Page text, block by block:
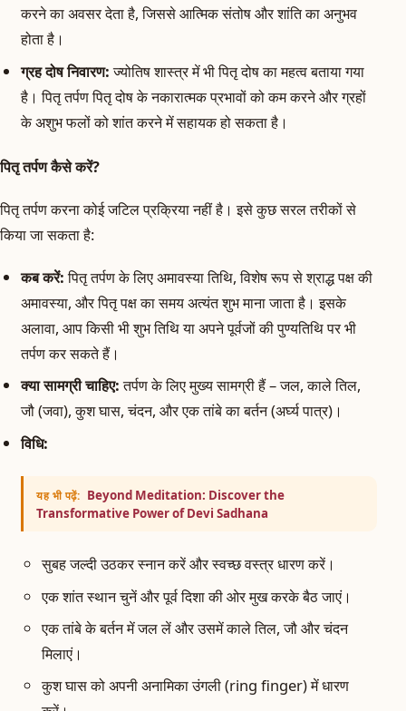
करने का अवसर देता है, जिससे आत्मिक संतोष और शांति का अनुभव
होता है।
ग्रह दोष निवारण:ज्योतिष शास्त्र में भी पितृ दोष का महत्व बताया गया
है। पितृ तर्पण पितृ दोष के नकारात्मक प्रभावों को कम करने और ग्रहों
के अशुभ फलों को शांत करने में सहायक हो सकता है।
पितृ तर्पण कैसे करें?
पितृ तर्पण करना कोई जटिल प्रक्रिया नहीं है। इसे कुछ सरल तरीकों से
किया जा सकता है:
कब करें:पितृ तर्पण के लिए अमावस्या तिथि, विशेष रूप से श्राद्ध पक्ष की
अमावस्या, और पितृ पक्ष का समय अत्यंत शुभ माना जाता है। इसके
अलावा, आप किसी भी शुभ तिथि या अपने पूर्वजों की पुण्यतिथि पर भी
तर्पण कर सकते हैं।
क्या सामग्री चाहिए:तर्पण के लिए मुख्य सामग्री हैं – जल, काले तिल,
जौ (जवा), कुश घास, चंदन, और एक तांबे का बर्तन (अर्घ्य पात्र)।
विधि:
यह भी पढ़ें: Beyond Meditation: Discover the
Transformative Power of Devi Sadhana
सुबह जल्दी उठकर स्नान करें और स्वच्छ वस्त्र धारण करें।
एक शांत स्थान चुनें और पूर्व दिशा की ओर मुख करके बैठ जाएं।
एक तांबे के बर्तन में जल लें और उसमें काले तिल, जौ और चंदन
मिलाएं।
कुश घास को अपनी अनामिका उंगली (ring finger) में धारण